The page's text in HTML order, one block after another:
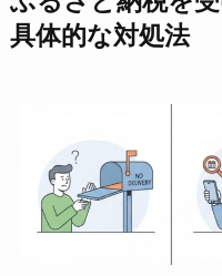
具体的な対処法